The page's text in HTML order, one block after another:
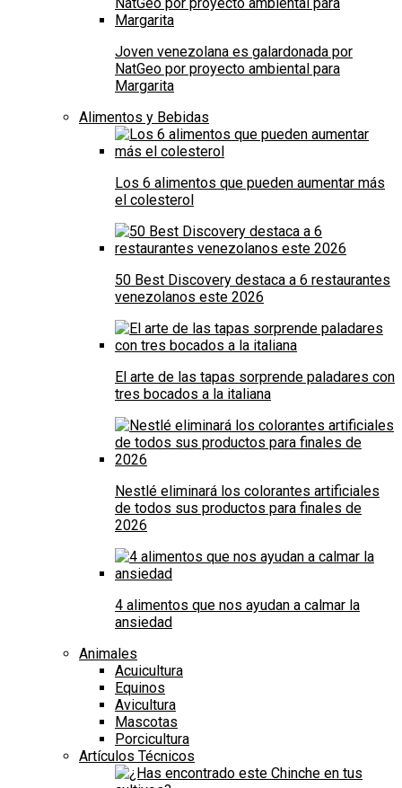
Joven venezolana es galardonada por
NatGeo por proyecto ambiental para
Margarita
Alimentos y Bebidas
Los 6 alimentos que pueden aumentar más
el colesterol
50 Best Discovery destaca a 6 restaurantes
venezolanos este 2026
El arte de las tapas sorprende paladares con
tres bocados a la italiana
Nestlé eliminará los colorantes artificiales
de todos sus productos para finales de
2026
4 alimentos que nos ayudan a calmar la
ansiedad
Animales
Acuicultura
Equinos
Avicultura
Mascotas
Porcicultura
Artículos Técnicos